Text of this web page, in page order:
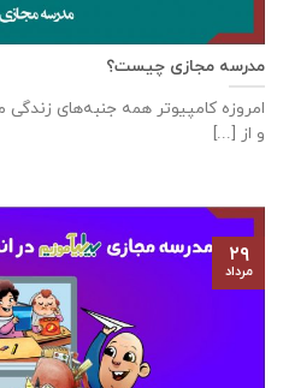
مدرسه مجازی چیست؟
امروزه کامپیوتر همه جنبه‌های زندگی
و از [...]
۲۹
مرداد